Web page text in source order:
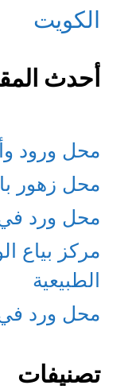
الكويت
أحدث
محل ورود
محل زهور
محل ورد في
مركز بياع
الطبيعية
محل ورد في
تصنيفات